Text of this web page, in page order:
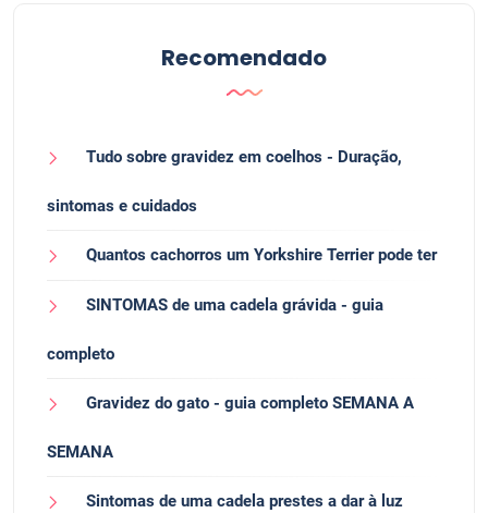
Recomendado
Tudo sobre gravidez em coelhos - Duração,
sintomas e cuidados
Quantos cachorros um Yorkshire Terrier pode ter
SINTOMAS de uma cadela grávida - guia
completo
Gravidez do gato - guia completo SEMANA A
SEMANA
Sintomas de uma cadela prestes a dar à luz